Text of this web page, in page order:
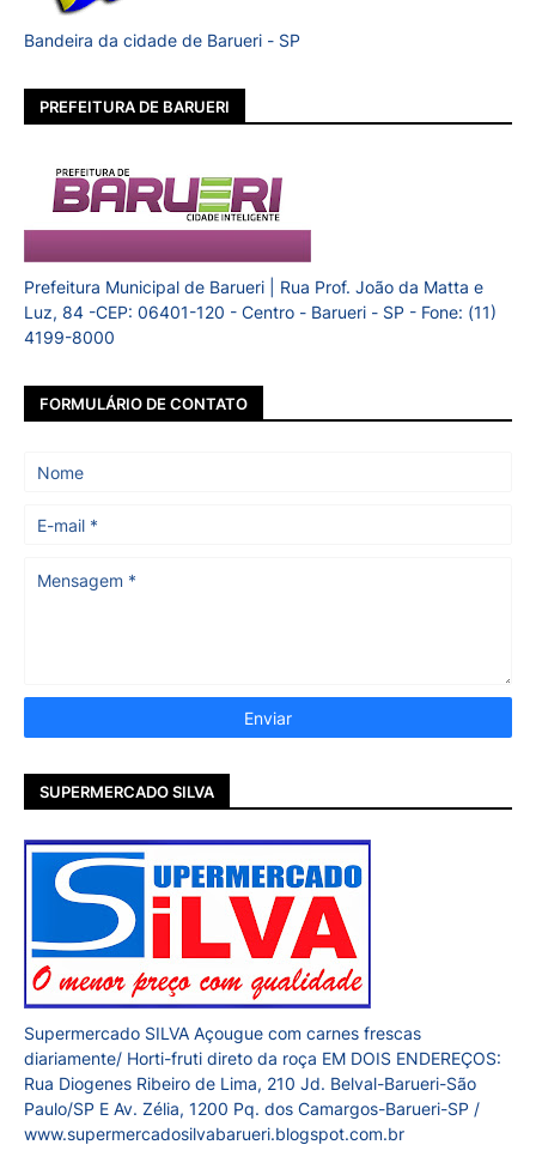
Bandeira da cidade de Barueri - SP
PREFEITURA DE BARUERI
Prefeitura Municipal de Barueri | Rua Prof. João da Matta e
Luz, 84 -CEP: 06401-120 - Centro - Barueri - SP - Fone: (11)
4199-8000
FORMULÁRIO DE CONTATO
SUPERMERCADO SILVA
Supermercado SILVA Açougue com carnes frescas
diariamente/ Horti-fruti direto da roça EM DOIS ENDEREÇOS:
Rua Diogenes Ribeiro de Lima, 210 Jd. Belval-Barueri-São
Paulo/SP E Av. Zélia, 1200 Pq. dos Camargos-Barueri-SP /
www.supermercadosilvabarueri.blogspot.com.br